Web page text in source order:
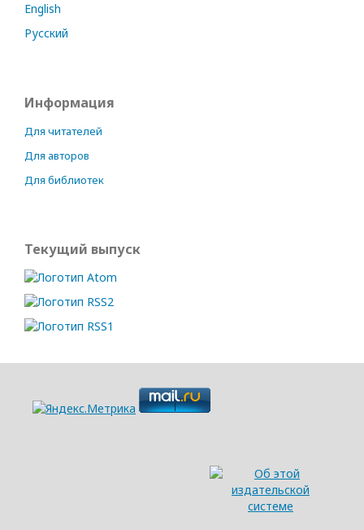
English
Русский
Информация
Для читателей
Для авторов
Для библиотек
Текущий выпуск